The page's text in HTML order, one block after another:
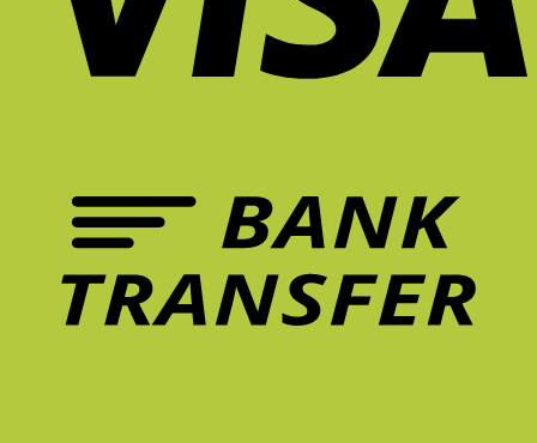
ยัง
Theory
สำคัญ
ต่อ
ให้
ล้า?
ควร
หน้า
ร้อน
ระยะ
ยาว
ไหม?